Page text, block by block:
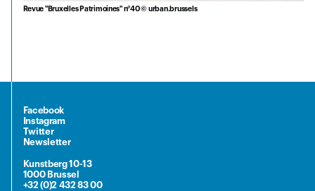
Revue "Bruxelles Patrimoines" n°40 © urban.brussels
Facebook
Instagram
Twitter
Newsletter
Kunstberg 10-13
1000 Brussel
+32 (0)2 432 83 00